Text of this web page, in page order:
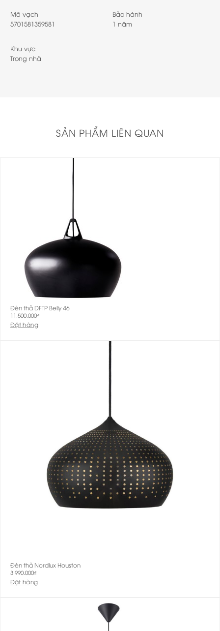
Mã vạch
5701581359581
Bảo hành
1 năm
Khu vực
Trong nhà
SẢN PHẨM LIÊN QUAN
Đèn thả DFTP Belly 46
11.500.000₫
Đặt hàng
Đèn thả Nordlux Houston
3.990.000₫
Đặt hàng